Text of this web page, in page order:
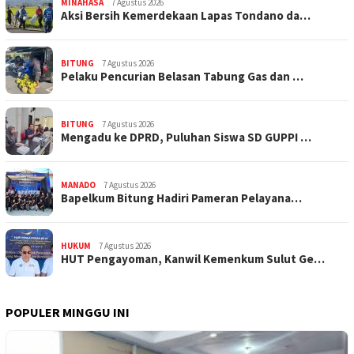
MINAHASA 7 Agustus 2026
Aksi Bersih Kemerdekaan Lapas Tondano da…
BITUNG 7 Agustus 2026
Pelaku Pencurian Belasan Tabung Gas dan …
BITUNG 7 Agustus 2026
Mengadu ke DPRD, Puluhan Siswa SD GUPPI …
MANADO 7 Agustus 2026
‎Bapelkum Bitung Hadiri Pameran Pelayana…
HUKUM 7 Agustus 2026
HUT Pengayoman, Kanwil Kemenkum Sulut Ge…
POPULER MINGGU INI